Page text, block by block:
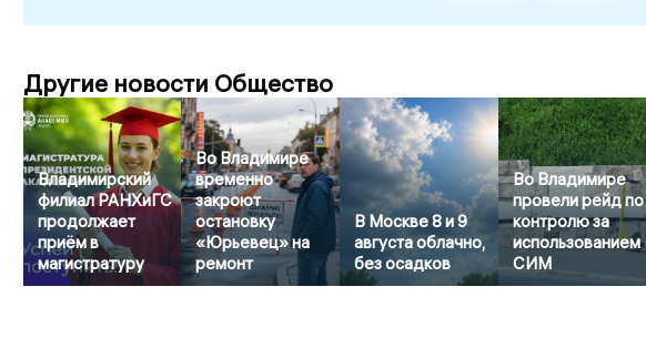
Другие новости Общество
Владимирский
филиал РАНХиГС
продолжает
приём в
магистратуру
Во Владимире
временно
закроют
остановку
«Юрьевец» на
ремонт
В Москве 8 и 9
августа облачно,
без осадков
Во Владимире
провели рейд по
контролю за
использованием
СИМ